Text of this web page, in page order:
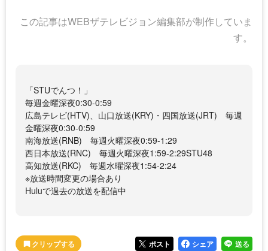
この記事はWEBザテレビジョン編集部が制作していま
す。
「STUでんつ！」
毎週金曜深夜0:30-0:59
広島テレビ(HTV)、山口放送(KRY)・四国放送(JRT) 毎週
金曜深夜0:30-0:59
南海放送(RNB) 毎週火曜深夜0:59-1:29
西日本放送(RNC) 毎週火曜深夜1:59-2:29STU48
高知放送(RKC) 毎週水曜深夜1:54-2:24
※放送時間変更の場合あり
Huluで過去の放送を配信中
ポスト シェア 送る